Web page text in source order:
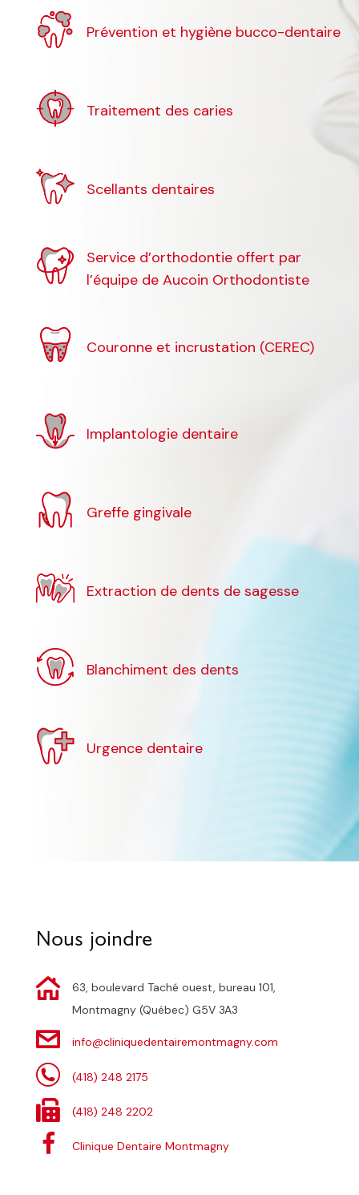
Prévention et hygiène bucco-dentaire
Traitement des caries
Scellants dentaires
Service d’orthodontie offert par
l’équipe de Aucoin Orthodontiste
Couronne et incrustation (CEREC)
Implantologie dentaire
Greffe gingivale
Extraction de dents de sagesse
Blanchiment des dents
Urgence dentaire
Nous joindre
63, boulevard Taché ouest, bureau 101,
Montmagny (Québec) G5V 3A3
info@cliniquedentairemontmagny.com
(418) 248 2175
(418) 248 2202
Clinique Dentaire Montmagny